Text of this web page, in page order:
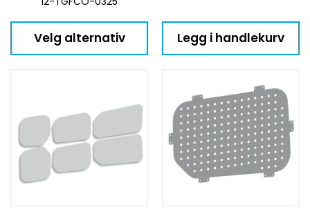
Velg alternativ Legg i handlekurv